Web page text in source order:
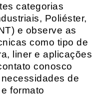
categorias
Poliéster,
e observe as
como tipo de
liner e aplicações
conosco
de
formato